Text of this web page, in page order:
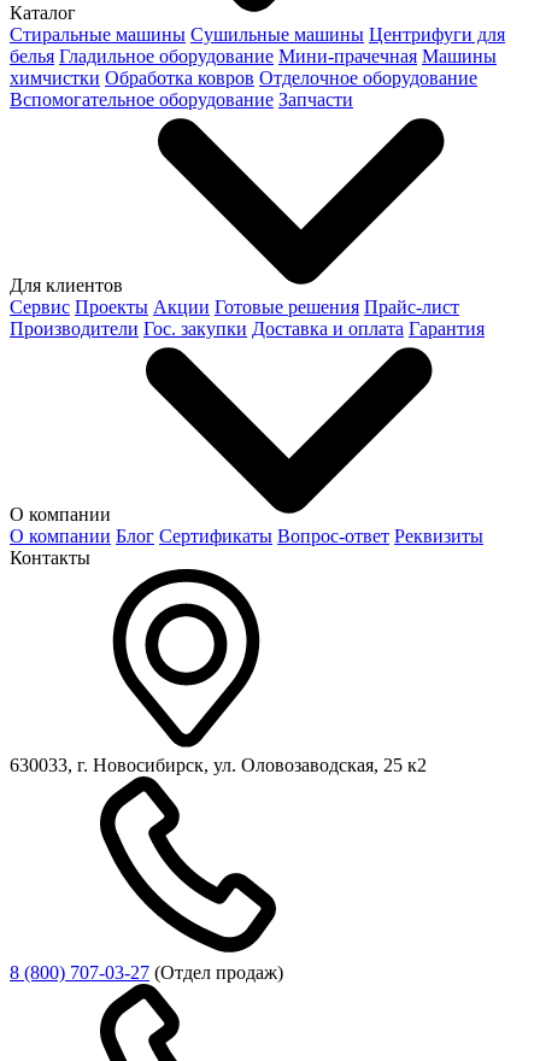
Каталог
Стиральные машины Сушильные машины Центрифуги для
белья Гладильное оборудование Мини-прачечная Машины
химчистки Обработка ковров Отделочное оборудование
Вспомогательное оборудование Запчасти
Для клиентов
Сервис Проекты Акции Готовые решения Прайс-лист
Производители Гос. закупки Доставка и оплата Гарантия
О компании
О компании Блог Сертификаты Вопрос-ответ Реквизиты
Контакты
630033, г. Новосибирск, ул. Оловозаводская, 25 к2
8 (800) 707-03-27 (Отдел продаж)